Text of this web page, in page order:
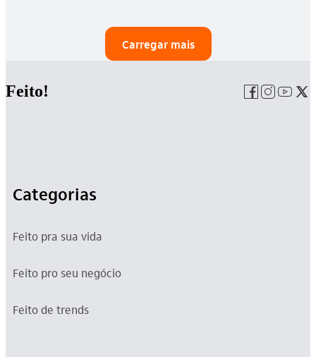
Carregar mais
Feito!
Categorias
Feito pra sua vida
Feito pro seu negócio
Feito de trends